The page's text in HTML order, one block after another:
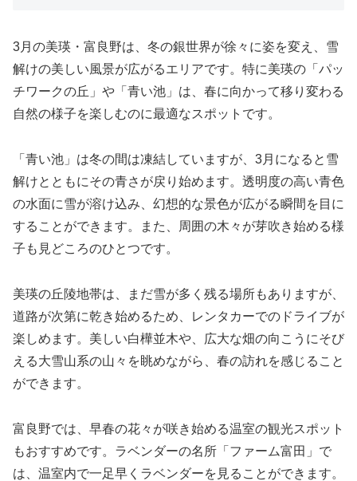
3月の美瑛・富良野は、冬の銀世界が徐々に姿を変え、雪
解けの美しい風景が広がるエリアです。特に美瑛の「パッ
チワークの丘」や「青い池」は、春に向かって移り変わる
自然の様子を楽しむのに最適なスポットです。
「青い池」は冬の間は凍結していますが、3月になると雪
解けとともにその青さが戻り始めます。透明度の高い青色
の水面に雪が溶け込み、幻想的な景色が広がる瞬間を目に
することができます。また、周囲の木々が芽吹き始める様
子も見どころのひとつです。
美瑛の丘陵地帯は、まだ雪が多く残る場所もありますが、
道路が次第に乾き始めるため、レンタカーでのドライブが
楽しめます。美しい白樺並木や、広大な畑の向こうにそび
える大雪山系の山々を眺めながら、春の訪れを感じること
ができます。
富良野では、早春の花々が咲き始める温室の観光スポット
もおすすめです。ラベンダーの名所「ファーム富田」で
は、温室内で一足早くラベンダーを見ることができます。